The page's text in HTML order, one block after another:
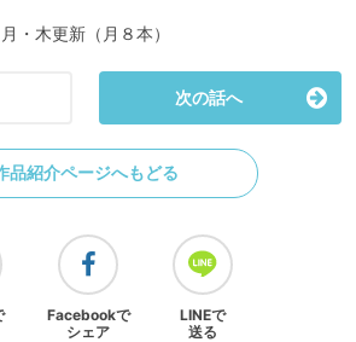
月・木更新（月８本）
次の話へ
品紹介ページへもどる
Facebookで
シェア
LINEで
送る